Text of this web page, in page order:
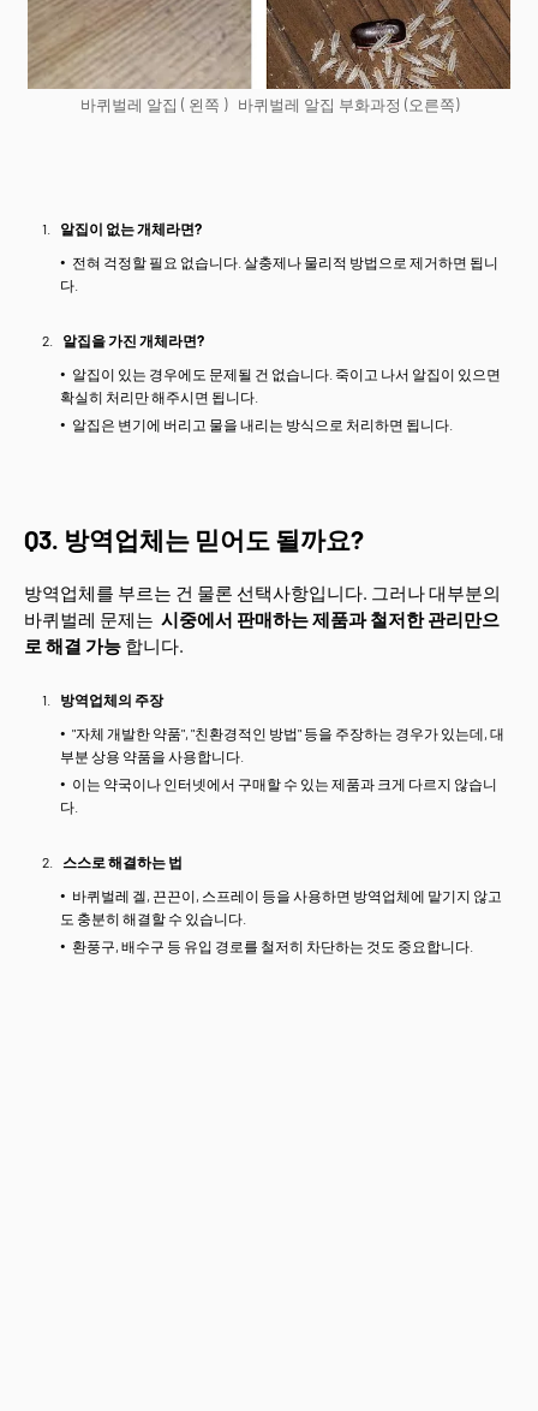
바퀴벌레 알집 ( 왼쪽 ) 바퀴벌레 알집 부화과정 (오른쪽)
알집이 없는 개체라면?
전혀 걱정할 필요 없습니다. 살충제나 물리적 방법으로 제거하면 됩니
다.
알집을 가진 개체라면?
알집이 있는 경우에도 문제될 건 없습니다. 죽이고 나서 알집이 있으면
확실히 처리만 해주시면 됩니다.
알집은 변기에 버리고 물을 내리는 방식으로 처리하면 됩니다.
Q3. 방역업체는 믿어도 될까요?
방역업체를 부르는 건 물론 선택사항입니다. 그러나 대부분의
바퀴벌레 문제는 시중에서 판매하는 제품과 철저한 관리만으
로 해결 가능 합니다.
방역업체의 주장
"자체 개발한 약품", "친환경적인 방법" 등을 주장하는 경우가 있는데, 대
부분 상용 약품을 사용합니다.
이는 약국이나 인터넷에서 구매할 수 있는 제품과 크게 다르지 않습니
다.
스스로 해결하는 법
바퀴벌레 겔, 끈끈이, 스프레이 등을 사용하면 방역업체에 맡기지 않고
도 충분히 해결할 수 있습니다.
환풍구, 배수구 등 유입 경로를 철저히 차단하는 것도 중요합니다.